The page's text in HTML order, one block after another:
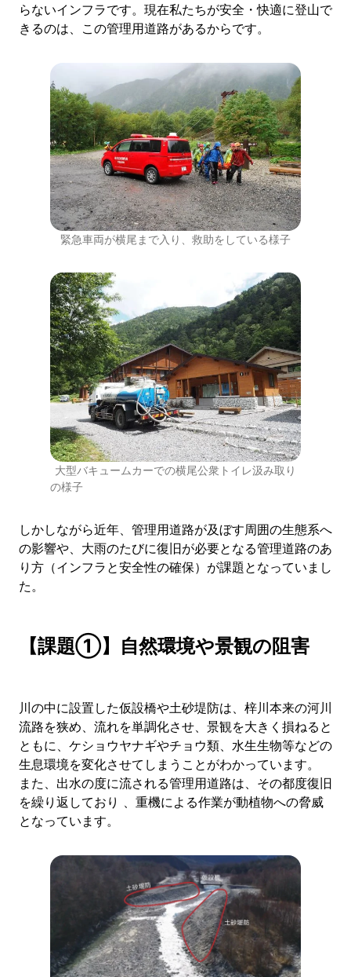
らないインフラです。現在私たちが安全・快適に登山で
きるのは、この管理用道路があるからです。
緊急車両が横尾まで入り、救助をしている様子
大型バキュームカーでの横尾公衆トイレ汲み取り
の様子
しかしながら近年、管理用道路が及ぼす周囲の生態系へ
の影響や、大雨のたびに復旧が必要となる管理道路のあ
り方（インフラと安全性の確保）が課題となっていまし
た。
【課題①】自然環境や景観の阻害
川の中に設置した仮設橋や土砂堤防は、梓川本来の河川
流路を狭め、流れを単調化させ、景観を大きく損ねると
ともに、ケショウヤナギやチョウ類、水生生物等などの
生息環境を変化させてしまうことがわかっています。
また、出水の度に流される管理用道路は、その都度復旧
を繰り返しており 、重機による作業が動植物への脅威
となっています。